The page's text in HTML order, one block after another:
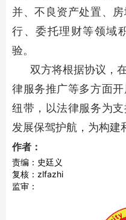
并、不良资产处置、
行、委托理财等领域
验。
双方将根据协议，在
律服务推广等多方面
纽带，以法律服务为
发展保驾护航，为构建
作者：
责编：史廷义
复核：zlfazhi
监审：